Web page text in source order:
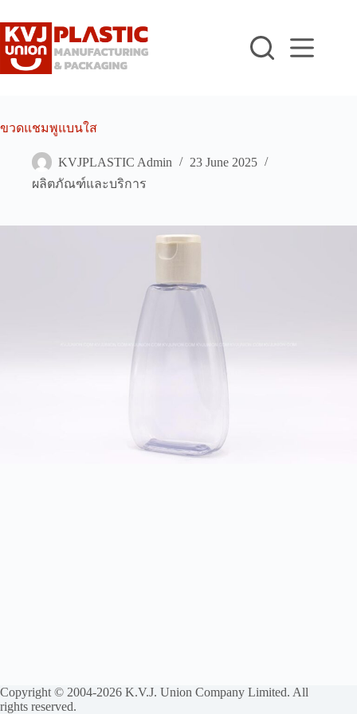
to
content
ขวดแชมพูแบนใส
KVJPLASTIC Admin
23 June 2025
ผลิตภัณฑ์และบริการ
Copyright © 2004-2026 K.V.J. Union Company Limited. All
rights reserved.